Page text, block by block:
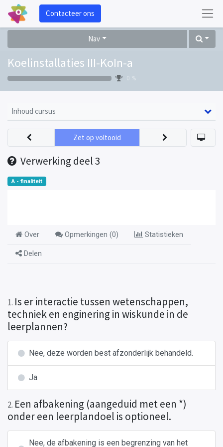
Contacteer ons
Nav
Koelinstallaties III-KoIn-a
0 %
Inhoud cursus
Verwerking deel 3
Zet op voltooid
A - finaliteit
Over Opmerkingen (0) Statistieken
Delen
1. Is er interactie tussen wetenschappen,
techniek en enginering in wiskunde in de
leerplannen?
Nee, deze worden best afzonderlijk behandeld.
Ja
2. Een afbakening (aangeduid met een *)
onder een leerplandoel is optioneel.
Nee, de afbakening is een begrenzing van het